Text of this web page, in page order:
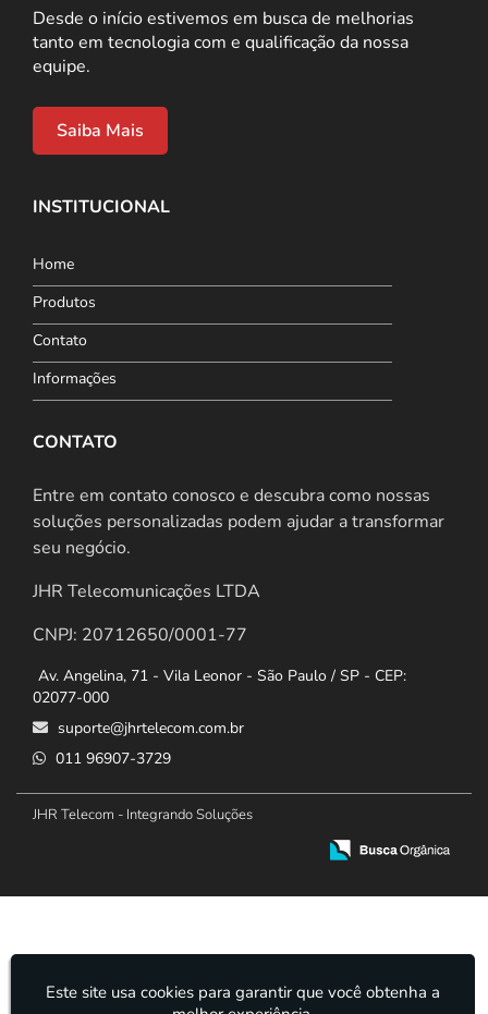
Desde o início estivemos em busca de melhorias
tanto em tecnologia com e qualificação da nossa
equipe.
Saiba Mais
INSTITUCIONAL
Home
Produtos
Contato
Informações
CONTATO
Entre em contato conosco e descubra como nossas
soluções personalizadas podem ajudar a transformar
seu negócio.
JHR Telecomunicações LTDA
CNPJ: 20712650/0001-77
Av. Angelina, 71 - Vila Leonor - São Paulo / SP - CEP:
02077-000
suporte@jhrtelecom.com.br
011 96907-3729
JHR Telecom - Integrando Soluções
Este site usa cookies para garantir que você obtenha a